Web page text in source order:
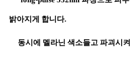
밝아지게 합니다.
동시에 멜라닌 색소들고 파괴시